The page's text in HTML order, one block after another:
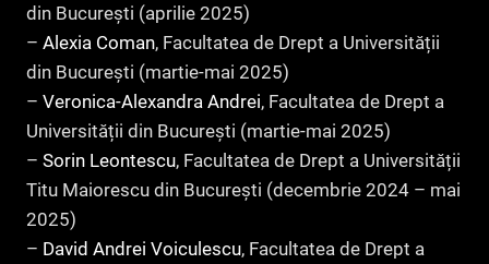
din București (aprilie 2025)
– Alexia Coman, Facultatea de Drept a Universității
din București (martie-mai 2025)
– Veronica-Alexandra Andrei, Facultatea de Drept a
Universității din București (martie-mai 2025)
– Sorin Leontescu, Facultatea de Drept a Universității
Titu Maiorescu din București (decembrie 2024 – mai
2025)
– David Andrei Voiculescu, Facultatea de Drept a